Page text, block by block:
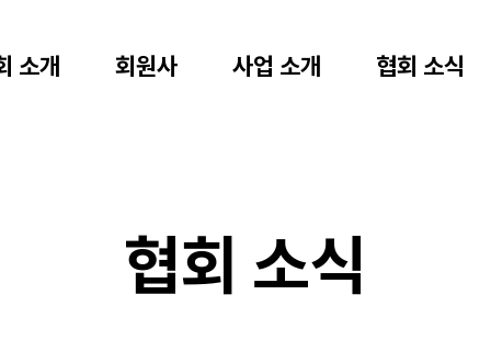
소개 회원사 사업 소개 협회 소식
협회 소식